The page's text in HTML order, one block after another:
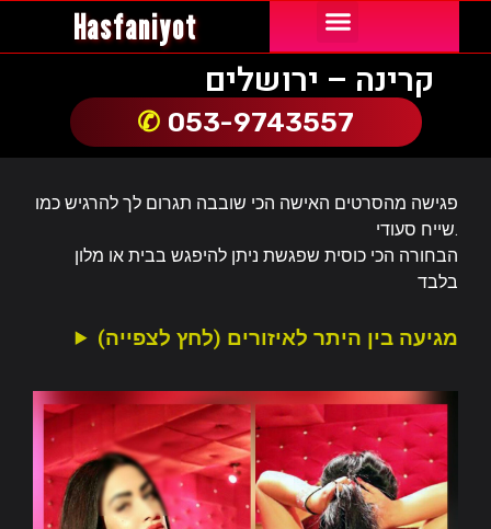
Hasfaniyot
קרינה – ירושלים
053-9743557
פגישה מהסרטים האישה הכי שובבה תגרום לך להרגיש כמו
שייח סעודי.
הבחורה הכי כוסית שפגשת ניתן להיפגש בבית או מלון
בלבד
מגיעה בין היתר לאיזורים (לחץ לצפייה)